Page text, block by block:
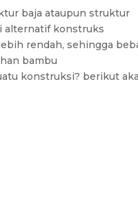
baja ataupun struktur
alternatif konstruks
rendah, sehingga
bambu
konstruksi? berikut